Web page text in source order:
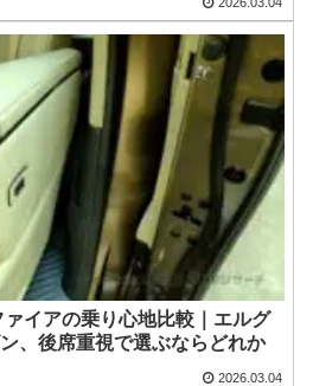
イアの乗り心地比較｜エルグ
、後席重視で選ぶならどれか
2026.03.04